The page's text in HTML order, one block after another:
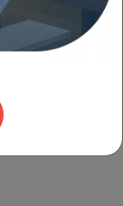
plus, le forfait
!